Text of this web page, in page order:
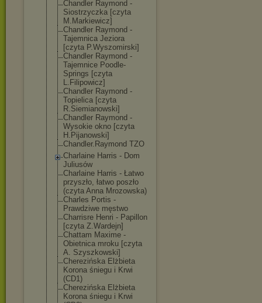
Chandler Raymond -
Siostrzyczka [czyta
M.Markiewicz]
Chandler Raymond -
Tajemnica Jeziora
[czyta P.Wyszomirski]
Chandler Raymond -
Tajemnice Poodle-
Springs [czyta
L.Filipowicz]
Chandler Raymond -
Topielica [czyta
R.Siemianowski]
Chandler Raymond -
Wysokie okno [czyta
H.Pijanowski]
Chandler.Raymond TZO
Charlaine Harris - Dom
Juliusów
Charlaine Harris - Łatwo
przyszło, łatwo poszło
(czyta Anna Mrozowska)
Charles Portis -
Prawdziwe męstwo
Charrisre Henri - Papillon
[czyta Z.Wardejn]
Chattam Maxime -
Obietnica mroku [czyta
A. Szyszkowski]
Cherezińska Elżbieta
Korona śniegu i Krwi
(CD1)
Cherezińska Elżbieta
Korona śniegu i Krwi